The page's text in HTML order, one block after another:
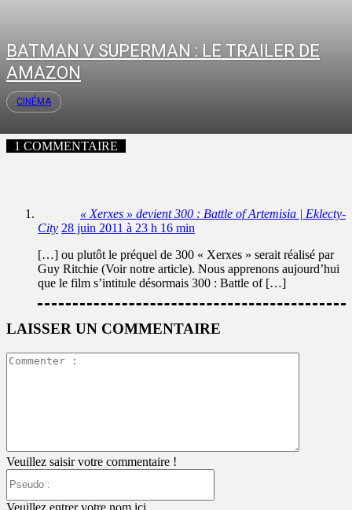
BATMAN V SUPERMAN : LE TRAILER DE
AMAZON
CINÉMA
1 COMMENTAIRE
« Xerxes » devient 300 : Battle of Artemisia | Eklecty-
City 28 juin 2011 à 23 h 16 min
[…] ou plutôt le préquel de 300 « Xerxes » serait réalisé par
Guy Ritchie (Voir notre article). Nous apprenons aujourd’hui
que le film s’intitule désormais 300 : Battle of […]
LAISSER UN COMMENTAIRE
Veuillez saisir votre commentaire !
Veuillez entrer votre nom ici